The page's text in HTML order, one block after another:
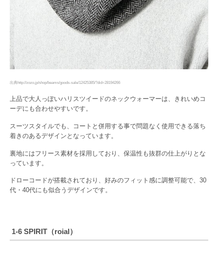
出典http://zozo.jp/shop/beams/goods-sale/12425385/?did=28194266
上品で大人っぽいハリスツイードのネックウォーマーは、きれいめコ
ーデにも合わせやすいです。
スーツスタイルでも、コートと併用する事で問題なく使用できる落ち
着きのあるデザインとなっています。
裏地にはフリース素材を採用しており、保温性も抜群の仕上がりとな
っています。
ドローコードが搭載されており、好みのフィット感に調整可能で、30
代・40代にも似合うデザインです。
1-6 SPIRIT（roial）